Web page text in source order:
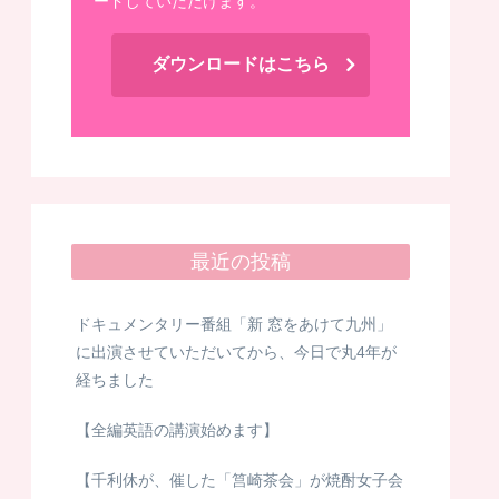
ダウンロードはこちら
最近の投稿
ドキュメンタリー番組「新 窓をあけて九州」
に出演させていただいてから、今日で丸4年が
経ちました
【全編英語の講演始めます】
【千利休が、催した「筥崎茶会」が焼酎女子会